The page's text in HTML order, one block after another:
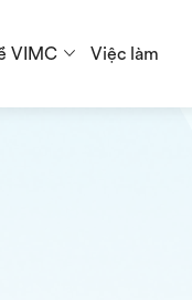
VIMC Việc làm